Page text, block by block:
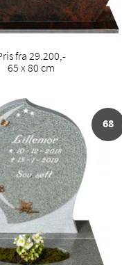
fra 29.200,-
65 x 80 cm
68